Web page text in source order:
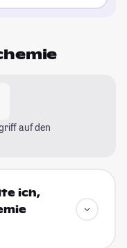
auf den
ich,